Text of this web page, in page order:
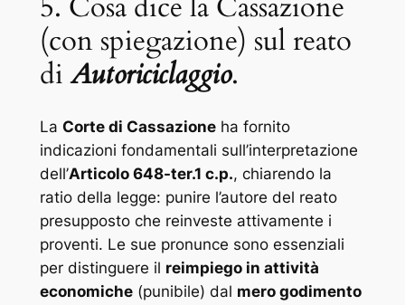
5. Cosa dice la Cassazione
(con spiegazione) sul reato
diAutoriciclaggio.
La Corte di Cassazioneha fornito
indicazioni fondamentali sull’interpretazione
dell’Articolo 648-ter.1 c.p., chiarendo la
ratiodella legge: punire l’autore del reato
presupposto che reinveste attivamente i
proventi. Le sue pronunce sono essenziali
per distinguere il reimpiego in attività
economiche(punibile) dal mero godimento